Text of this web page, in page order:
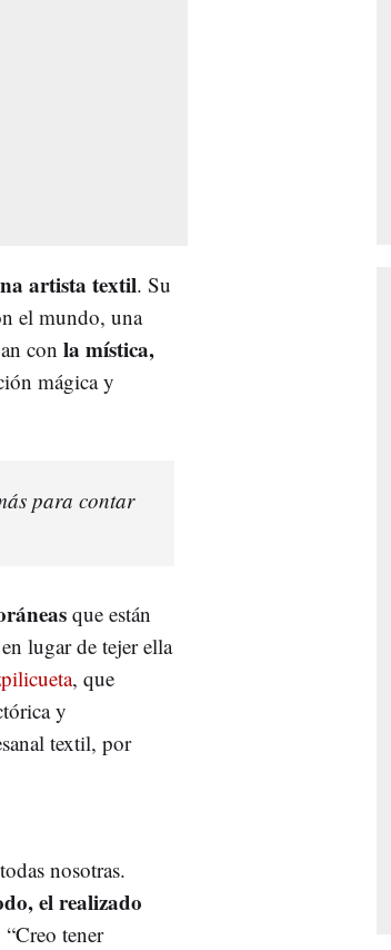
artista textil. Su
el mundo, una
con la mística,
mágica y
para contar
que están
lugar de tejer ella
, que
y
textil, por
nosotras.
el realizado
tener